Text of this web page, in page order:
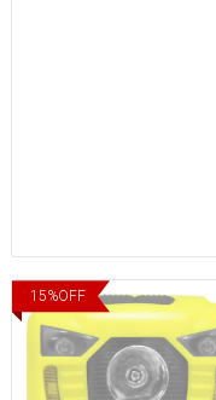
15%OFF